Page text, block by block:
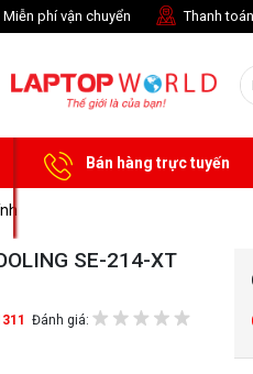
Miễn phí vận chuyển Thanh
Bán hàng trực tuyến
SE-214-XT
Đánh giá: